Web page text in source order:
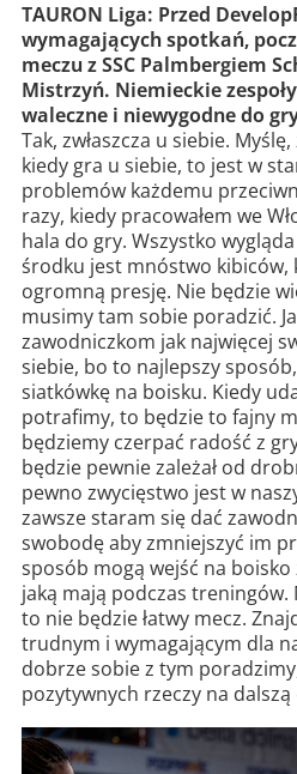
TAURON Liga: Przed
wymagających spotkań,
meczu z SSC Palmbergiem
Mistrzyń. Niemieckie
waleczne i niewygodne do
Tak, zwłaszcza u siebie.
kiedy gra u siebie, to jest w
problemów każdemu
razy, kiedy pracowałem we
hala do gry. Wszystko
środku jest mnóstwo kibiców,
ogromną presję. Nie będzie
musimy tam sobie poradzić.
zawodniczkom jak najwięcej
siebie, bo to najlepszy
siatkówkę na boisku. Kiedy
potrafimy, to będzie to fajny
będziemy czerpać radość z
będzie pewnie zależał od
pewno zwycięstwo jest w
zawsze staram się dać
swobodę aby zmniejszyć im
sposób mogą wejść na
jaką mają podczas treningów.
to nie będzie łatwy mecz.
trudnym i wymagającym dla
dobrze sobie z tym
pozytywnych rzeczy na dalszą